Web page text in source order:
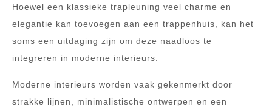
Hoewel een klassieke trapleuning veel charme en
elegantie kan toevoegen aan een trappenhuis, kan het
soms een uitdaging zijn om deze naadloos te
integreren in moderne interieurs.
Moderne interieurs worden vaak gekenmerkt door
strakke lijnen, minimalistische ontwerpen en een